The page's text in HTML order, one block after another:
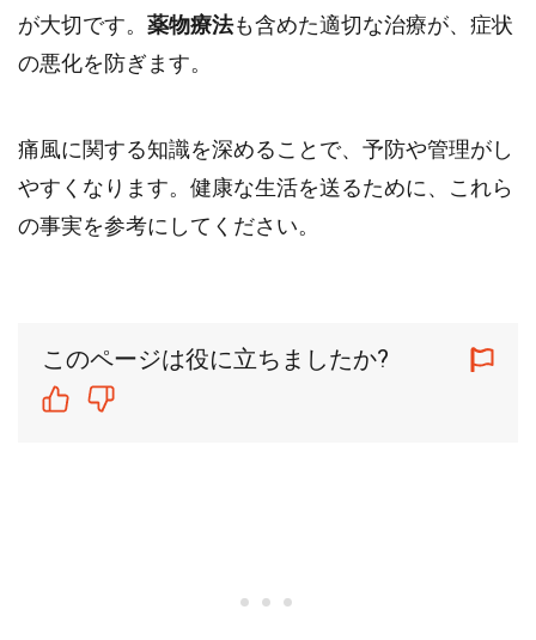
が大切です。 薬物療法も含めた適切な治療が、症状
の悪化を防ぎます。
痛風に関する知識を深めることで、予防や管理がし
やすくなります。健康な生活を送るために、これら
の事実を参考にしてください。
このページは役に立ちましたか?